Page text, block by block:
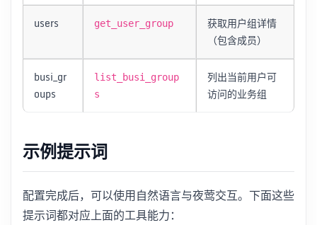
users get_user_group
获取用户组详情
（包含成员）
busi_gr
oups
list_busi_group
s
列出当前用户可
访问的业务组
示例提示词
配置完成后，可以使用自然语言与夜莺交互。下面这些
提示词都对应上面的工具能力：